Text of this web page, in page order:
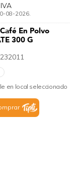
08-2026.
En Polvo
300 G
en local seleccionado